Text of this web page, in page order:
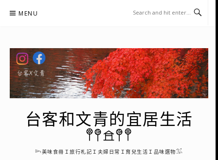
MENU
台客和文青的宜居生活
𖤣𖤥𖠿𖤥𖤣
𓆸美味食冊Ｉ旅行札記Ｉ夫婦日常Ｉ育兒生活Ｉ品味選物𓅮